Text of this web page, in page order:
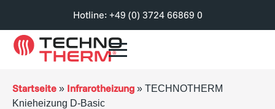
Hotline: +49 (0) 3724 66869 0
Startseite » Infrarotheizung » TECHNOTHERM
Knieheizung D-Basic